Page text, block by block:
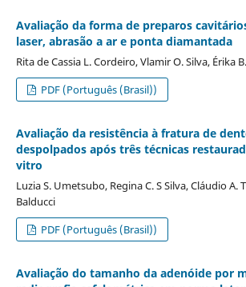
Avaliação da forma de preparos
laser, abrasão a ar e ponta diamantada
Rita de Cassia L. Cordeiro, Vlamir O. Silva, Érika
PDF (Português (Brasil))
Avaliação da resistência à fratura de
despolpados após três técnicas
vitro
Luzia S. Umetsubo, Regina C. S Silva, Cláudio A.
Balducci
PDF (Português (Brasil))
Avaliação do tamanho da adenóide por